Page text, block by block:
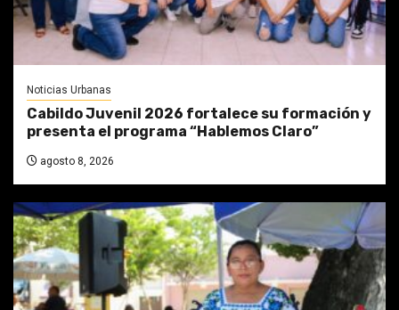
Noticias Urbanas
Cabildo Juvenil 2026 fortalece su formación y
presenta el programa “Hablemos Claro”
agosto 8, 2026